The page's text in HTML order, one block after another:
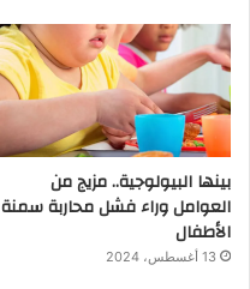
بينها البيولوجية.. مزيج من
العوامل وراء فشل محاربة سمنة
الأطفال
13 أغسطس، 2024